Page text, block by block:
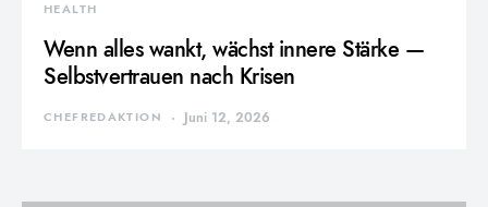
HEALTH
Wenn alles wankt, wächst innere Stärke —
Selbstvertrauen nach Krisen
CHEFREDAKTION Juni 12, 2026